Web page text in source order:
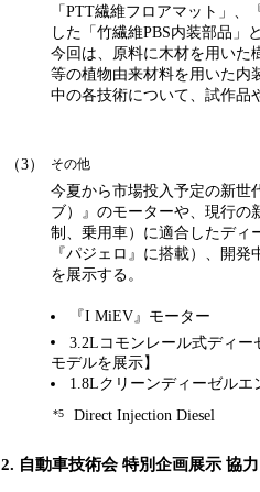
「PTT繊維フロアマット」
した「竹繊維PBS内装部品」
今回は、原料に木材を用いた
等の植物由来材料を用いた内
中の各技術について、試作品
（3） その他
今夏から市場投入予定の新世
ブ）』のモーターや、現行の
制、乗用車）に適合したディ
『パジェロ』に搭載）、開
を展示する。
『I MiEV』モーター
3.2Lコモンレール式ディー
モデルを展示】
1.8Lクリーンディーゼル
*5 Direct Injection Diesel
2. 自動車技術会 特別企画展示 協